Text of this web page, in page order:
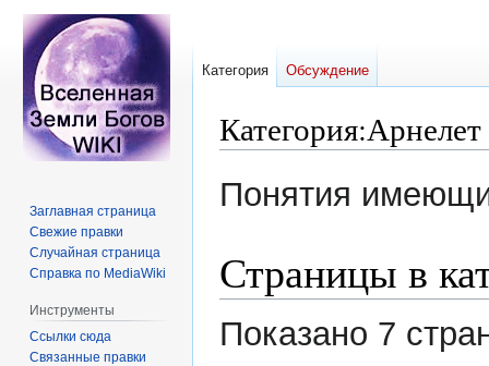
Категория:Арнелет
Перейти
к
Перейти
кПонятия
Страницы в
Показано 7
Категория Обсуждение
Заглавная страница
Свежие правки
Случайная страница
Справка по MediaWiki
Инструменты
Ссылки сюда
Связанные правки